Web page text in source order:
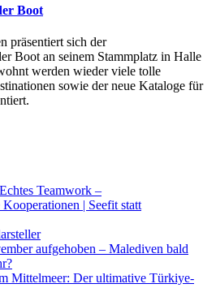
Boot
präsentiert sich der
Boot an seinem Stammplatz in Halle
werden wieder viele tolle
sowie der neue Kataloge für
Teamwork –
| Seefit statt
aufgehoben – Malediven bald
Mittelmeer: Der ultimative Türkiye-